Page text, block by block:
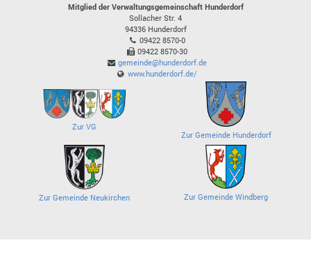
Mitglied der Verwaltungsgemeinschaft Hunderdorf
Sollacher Str. 4
94336 Hunderdorf
09422 8570-0
09422 8570-30
gemeinde@hunderdorf.de
www.hunderdorf.de/
Zur VG
Zur Gemeinde Hunderdorf
Zur Gemeinde Neukirchen Zur Gemeinde Windberg